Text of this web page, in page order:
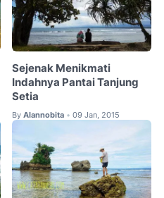
Sejenak Menikmati
Indahnya Pantai Tanjung
Setia
By Alannobita • 09 Jan, 2015